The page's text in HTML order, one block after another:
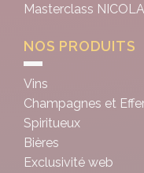
Masterclass
NOS PRODUITS
Vins
Champagnes et
Spiritueux
Bières
Exclusivité web